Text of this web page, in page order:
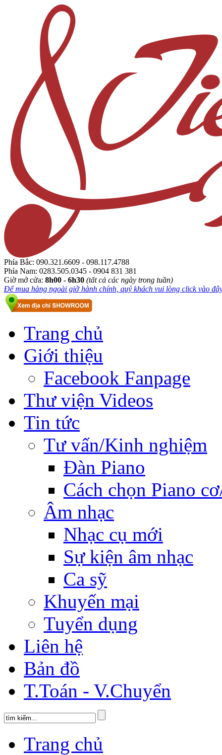
Phía Bắc: 090.321.6609 - 098.117.4788
Phía Nam: 0283.505.0345 - 0904 831 381
Giờ mở cửa: 8h00 - 6h30 (tất cả các ngày trong tuần)
Để mua hàng ngoài giờ hành chính, quý khách vui lòng click vào
Trang chủ
Giới thiệu
Facebook Fanpage
Thư viện Videos
Tin tức
Tư vấn/Kinh nghiệm
Đàn Piano
Cách chọn Piano
Âm nhạc
Nhạc cụ mới
Sự kiện âm nhạc
Ca sỹ
Khuyến mại
Tuyển dụng
Liên hệ
Bản đồ
T.Toán - V.Chuyển
Trang chủ